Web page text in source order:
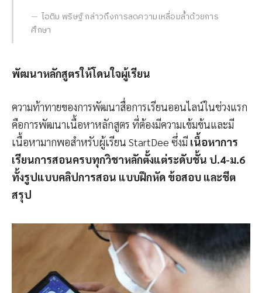
ไอติม พริษฐ์ กล่าวถึงการลดความเหลื่อมล้ำด้วยการ
ศึกษา
พัฒนาหลักสูตรให้โดนใจผู้เรียน
ความท้าทายของการพัฒนาสื่อการเรียนออนไลน์ในช่วงแรก
คือการพัฒนาเนื้อหาหลักสูตร ที่ต้องมีความเข้มข้นและมี
เนื้อหามากพอสำหรับผู้เรียน StartDee ซึ่งมี เนื้อหาการ
เรียนการสอนครบทุกวิชาหลักตั้งแต่ระดับชั้น ป.4-ม.6
ทั้งรูปแบบคลิปการสอน แบบฝึกหัด ข้อสอบ และชีต
สรุป